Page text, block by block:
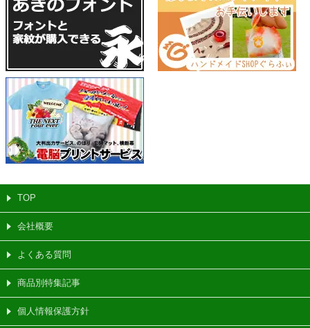
TOP
会社概要
よくある質問
商品別特集記事
個人情報保護方針